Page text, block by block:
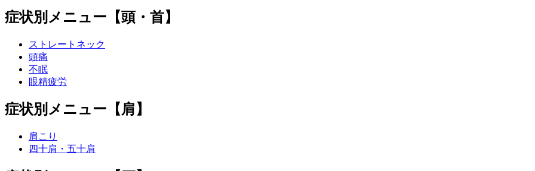
症状別メニュー【頭・首】
ストレートネック
頭痛
不眠
眼精疲労
症状別メニュー【肩】
肩こり
四十肩・五十肩